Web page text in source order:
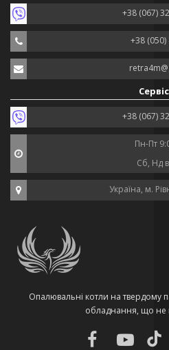
+38 (067)
+38
Сервіс
+38 (067)
Пн-Пт
Сб, Нд
Україна, м.
Опалювальні котли на твердому
обладнання, що не